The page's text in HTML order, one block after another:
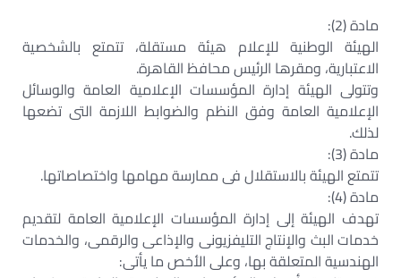
مادة (2):
الهيئة الوطنية للإعلام هيئة مستقلة، تتمتع بالشخصية
الاعتبارية، ومقرها الرئيس محافظ القاهرة.
وتتولى الهيئة إدارة المؤسسات الإعلامية العامة والوسائل
الإعلامية العامة وفق النظم والضوابط اللازمة التى تضعها
لذلك.
مادة (3):
تتمتع الهيئة بالاستقلال فى ممارسة مهامها واختصاصاتها.
مادة (4):
تهدف الهيئة إلى إدارة المؤسسات الإعلامية العامة لتقديم
خدمات البث والإنتاج التليفزيونى والإذاعى والرقمى، والخدمات
الهندسية المتعلقة بها، وعلى الأخص ما يأتى: